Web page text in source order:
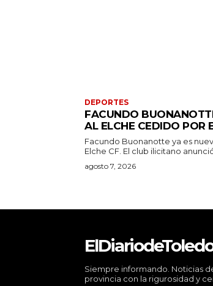
DEPORTES
FACUNDO
AL ELCHE CEDIDO POR
Facundo Buonanotte ya es
Elche CF. El club ilicitano anunció
agosto 7, 2026
Siempre informando. Noticias
provincia con la rigurosidad y